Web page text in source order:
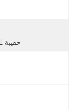
حقيبة PE الداخلية الشفافة + رغوة EPE + علبة كرتون